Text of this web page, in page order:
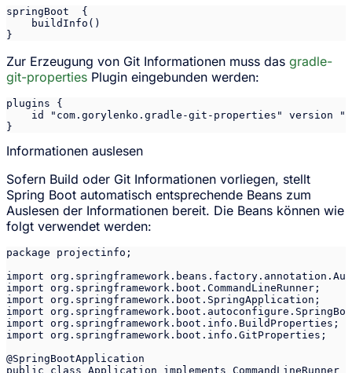
springBoot  {
    buildInfo()
}
Zur Erzeugung von Git Informationen muss das gradle-
git-properties Plugin eingebunden werden:
plugins {
id "com.gorylenko.gradle-git-properties" version
}
Informationen auslesen
Sofern Build oder Git Informationen vorliegen, stellt
Spring Boot automatisch entsprechende Beans zum
Auslesen der Informationen bereit. Die Beans können wie
folgt verwendet werden:
package projectinfo;
import
import org.springframework.boot.CommandLineRunner;
import org.springframework.boot.SpringApplication;
import
import org.springframework.boot.info.BuildProperties;
import org.springframework.boot.info.GitProperties;
@SpringBootApplication
public class Application implements CommandLineRunner {